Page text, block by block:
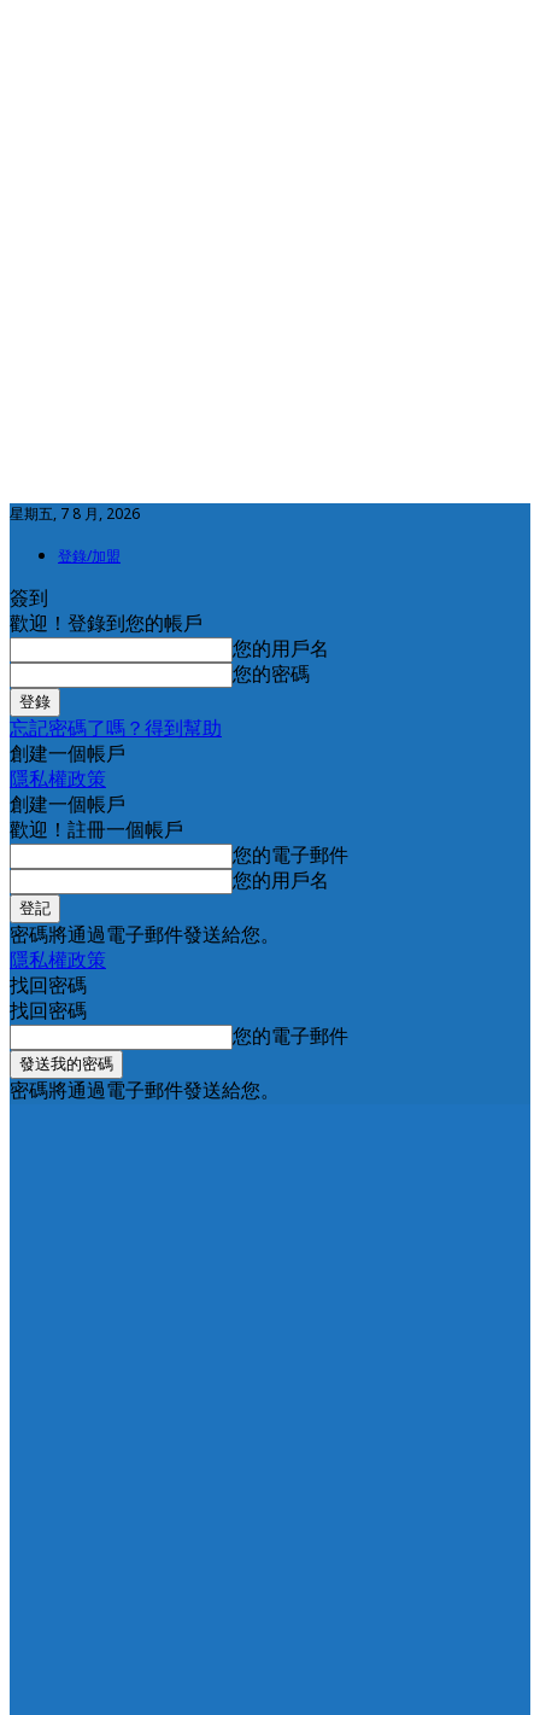
星期五, 7 8 月, 2026
登錄/加盟
簽到
歡迎！登錄到您的帳戶
您的用戶名
您的密碼
忘記密碼了嗎？得到幫助
創建一個帳戶
隱私權政策
創建一個帳戶
歡迎！註冊一個帳戶
您的電子郵件
您的用戶名
密碼將通過電子郵件發送給您。
隱私權政策
找回密碼
找回密碼
您的電子郵件
密碼將通過電子郵件發送給您。